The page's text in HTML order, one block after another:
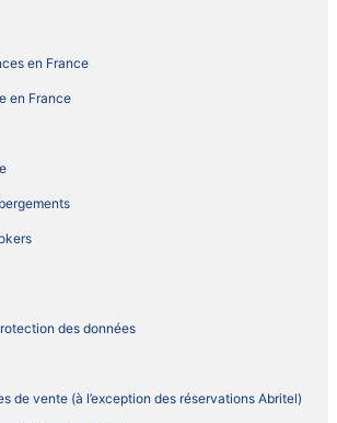
en France
en France
des données
de vente (à l’exception des réservations Abritel)